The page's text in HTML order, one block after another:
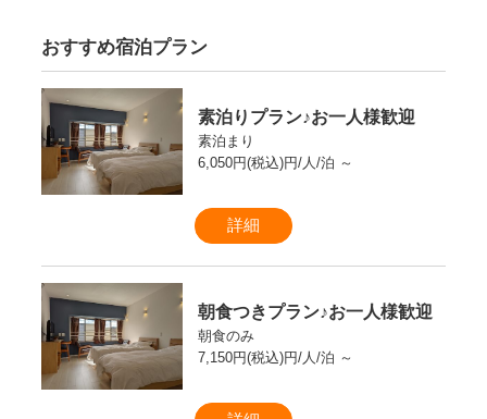
おすすめ宿泊プラン
素泊りプラン♪お一人様歓迎
素泊まり
6,050円(税込)円/人/泊 ～
詳細
朝食つきプラン♪お一人様歓迎
朝食のみ
7,150円(税込)円/人/泊 ～